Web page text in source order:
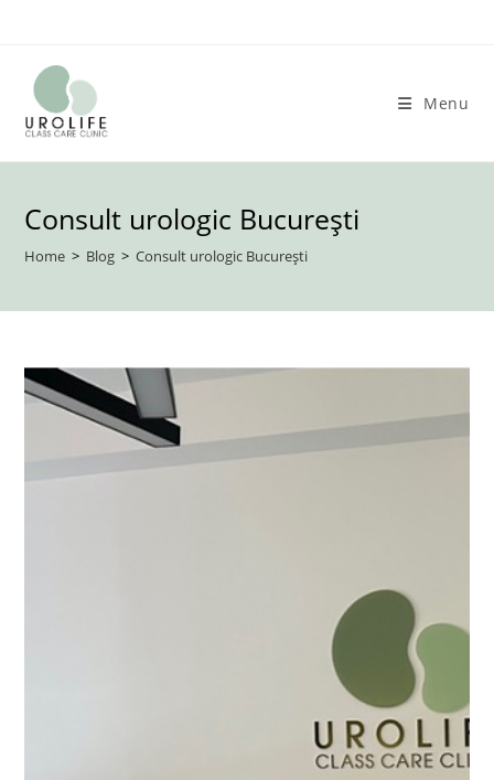
content
Menu
Consult urologic București
Home > Blog > Consult urologic București